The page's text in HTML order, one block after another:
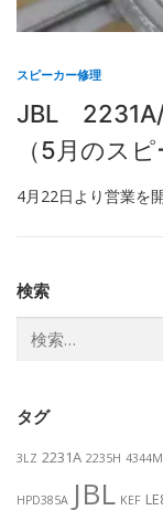
スピーカー修理
JBL
（5月のス
4月22日より営業を
検索
索:
タグ
3LZ 2231A 2235H
HPD385A JBL KEF